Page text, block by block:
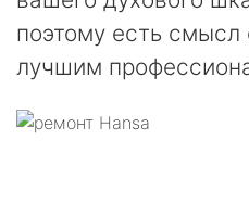
поэтому есть смысл
лучшим